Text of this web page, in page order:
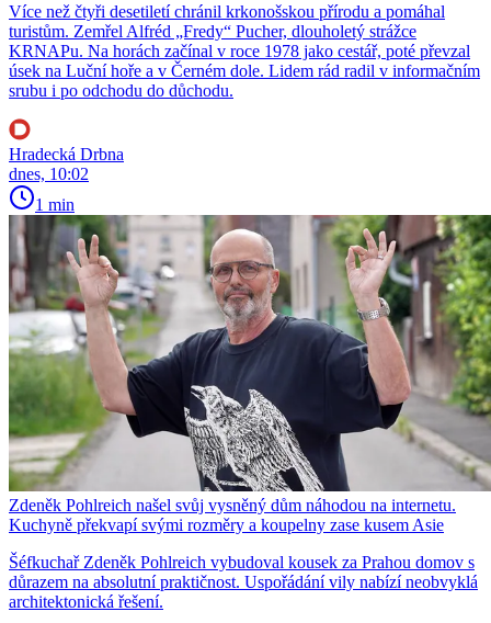
Více než čtyři desetiletí chránil krkonošskou přírodu a pomáhal
turistům. Zemřel Alfréd „Fredy“ Pucher, dlouholetý strážce
KRNAPu. Na horách začínal v roce 1978 jako cestář, poté převzal
úsek na Luční hoře a v Černém dole. Lidem rád radil v informačním
srubu i po odchodu do důchodu.
Hradecká Drbna
dnes, 10:02
1 min
Zdeněk Pohlreich našel svůj vysněný dům náhodou na internetu.
Kuchyně překvapí svými rozměry a koupelny zase kusem Asie
Šéfkuchař Zdeněk Pohlreich vybudoval kousek za Prahou domov s
důrazem na absolutní praktičnost. Uspořádání vily nabízí neobvyklá
architektonická řešení.